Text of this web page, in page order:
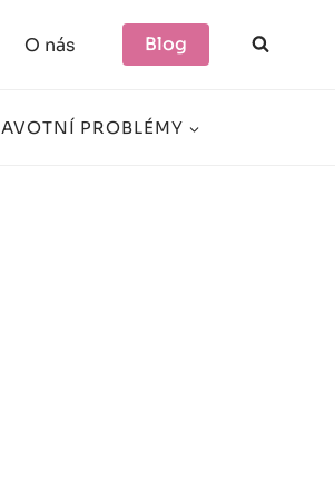
O nás Blog
PROBLÉMY